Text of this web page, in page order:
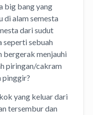
big bang yang
di alam semesta
dari sudut
seperti sebuah
bergerak menjauhi
piringan/cakram
pinggir?
yang keluar dari
tersembur dan